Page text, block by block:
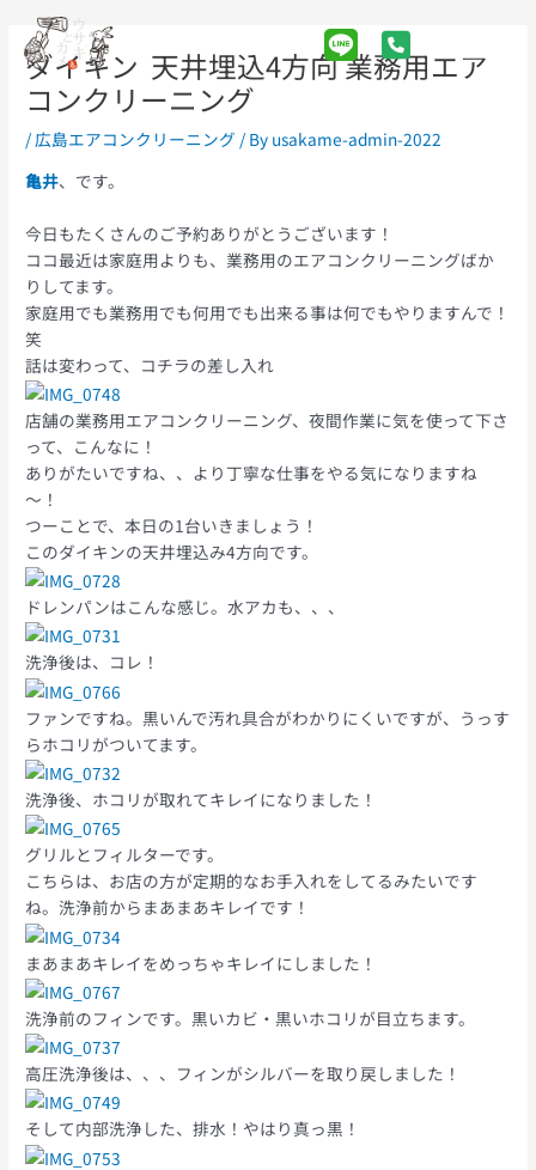
content
Menu
ダイキン 天井埋込4方向 業務用エア
コンクリーニング
/広島エアコンクリーニング / By usakame-admin-2022
亀井、です。
今日もたくさんのご予約ありがとうございます！
ココ最近は家庭用よりも、業務用のエアコンクリーニングばか
りしてます。
家庭用でも業務用でも何用でも出来る事は何でもやりますんで！
笑
話は変わって、コチラの差し入れ
店舗の業務用エアコンクリーニング、夜間作業に気を使って下さ
って、こんなに！
ありがたいですね、、より丁寧な仕事をやる気になりますね
～！
つーことで、本日の1台いきましょう！
このダイキンの天井埋込み4方向です。
ドレンパンはこんな感じ。水アカも、、、
洗浄後は、コレ！
ファンですね。黒いんで汚れ具合がわかりにくいですが、うっす
らホコリがついてます。
洗浄後、ホコリが取れてキレイになりました！
グリルとフィルターです。
こちらは、お店の方が定期的なお手入れをしてるみたいです
ね。洗浄前からまあまあキレイです！
まあまあキレイをめっちゃキレイにしました！
洗浄前のフィンです。黒いカビ・黒いホコリが目立ちます。
高圧洗浄後は、、、フィンがシルバーを取り戻しました！
そして内部洗浄した、排水！やはり真っ黒！
Post
navigation